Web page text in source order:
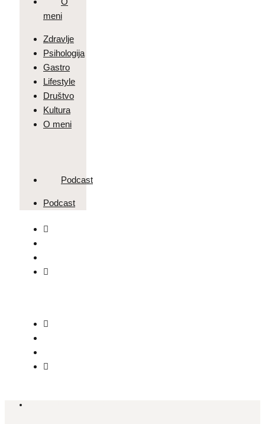
meni
Zdravlje
Psihologija
Gastro
Lifestyle
Društvo
Kultura
O meni
Podcast
Podcast